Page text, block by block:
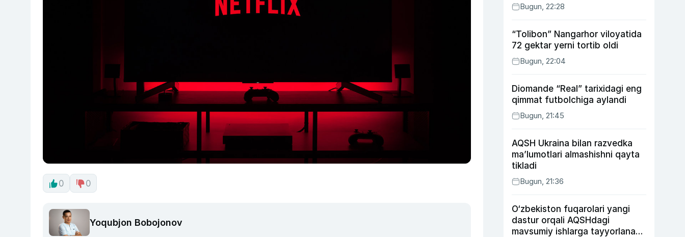
0 0
Yoqubjon Bobojonov
Bugun, 22:28
“Tolibon” Nangarhor viloyatida
72 gektar yerni tortib oldi
Bugun, 22:04
Diomande “Real” tarixidagi eng
qimmat futbolchiga aylandi
Bugun, 21:45
AQSH Ukraina bilan razvedka
ma’lumotlari almashishni qayta
tikladi
Bugun, 21:36
O‘zbekiston fuqarolari yangi
dastur orqali AQSHdagi
mavsumiy ishlarga tayyorlanadi